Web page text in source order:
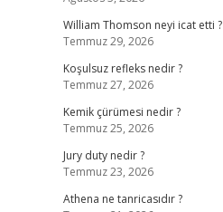
William Thomson neyi icat etti ?
Temmuz 29, 2026
Koşulsuz refleks nedir ?
Temmuz 27, 2026
Kemik çürümesi nedir ?
Temmuz 25, 2026
Jury duty nedir ?
Temmuz 23, 2026
Athena ne tanricasıdır ?